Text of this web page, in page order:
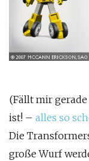
(Fällt mir
ist! – alles so
Die
große Wurf